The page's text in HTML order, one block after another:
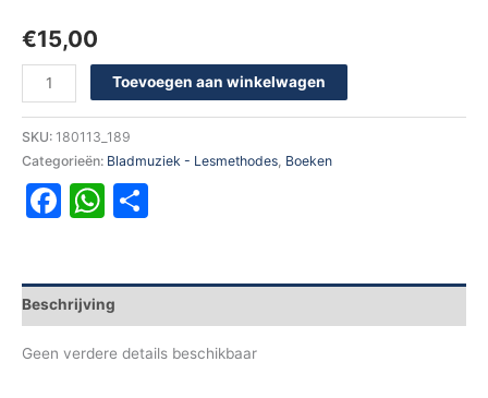
€15,00
Toevoegen aan winkelwagen
SKU: 180113_189
Categorieën: Bladmuziek - Lesmethodes Boeken
Facebook
WhatsApp
Beschrijving
Geen verdere details beschikbaar